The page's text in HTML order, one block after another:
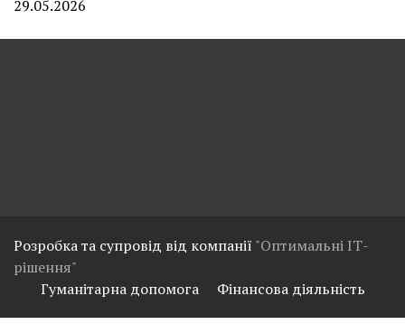
підходи до оплати та концентрації допомоги
Розробка та супровід від компанії
рішення"